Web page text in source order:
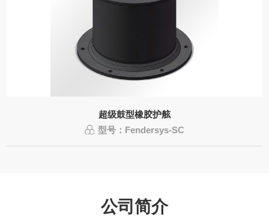
超级鼓型橡胶护舷
型号：Fendersys-SC
公司简介